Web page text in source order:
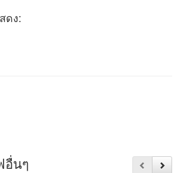
ดง:
อื่นๆ